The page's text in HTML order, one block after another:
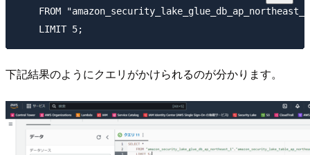
FROM
下記結果のようにクエリがかけられるのが分かります。